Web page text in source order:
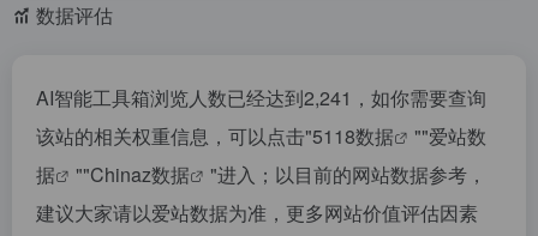
数据评估
AI智能工具箱浏览人数已经达到2,241，如你需要查询
该站的相关权重信息，可以点击"5118数据 ""爱站数
据
""Chinaz数据
"进入；以目前的网站数据参考，
建议大家请以爱站数据为准，更多网站价值评估因素